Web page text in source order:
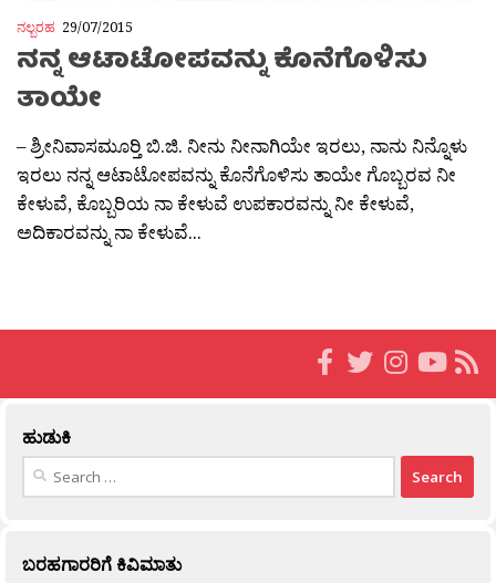
ನಲ್ಬರಹ 29/07/2015
ನನ್ನ ಆಟಾಟೋಪವನ್ನು ಕೊನೆಗೊಳಿಸು
ತಾಯೇ
– ಶ್ರೀನಿವಾಸಮೂರ‍್ತಿ ಬಿ.ಜಿ. ನೀನು ನೀನಾಗಿಯೇ ಇರಲು, ನಾನು ನಿನ್ನೊಳು
ಇರಲು ನನ್ನ ಆಟಾಟೋಪವನ್ನು ಕೊನೆಗೊಳಿಸು ತಾಯೇ ಗೊಬ್ಬರವ ನೀ
ಕೇಳುವೆ, ಕೊಬ್ಬರಿಯ ನಾ ಕೇಳುವೆ ಉಪಕಾರವನ್ನು ನೀ ಕೇಳುವೆ,
ಅದಿಕಾರವನ್ನು ನಾ ಕೇಳುವೆ...
ಹುಡುಕಿ
Search
ಬರಹಗಾರರಿಗೆ ಕಿವಿಮಾತು